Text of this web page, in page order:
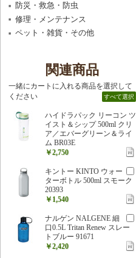
防災・救急・防虫
修理・メンテナンス
ペット・雑貨・その他
関連商品
一緒にカートに入れる商品を選択して
ください
すべて選択
ハイドラパック リーコン ツ
イスト＆シップ 500ml クリ
ア／エバーグリーン＆ライ
ム BR03E
￥2,750
キントー KINTO ウォー
ターボトル 500ml スモーク
20393
￥1,540
ナルゲン NALGENE 細
口0.5L Tritan Renew スレー
トブルー 91671
￥2,420